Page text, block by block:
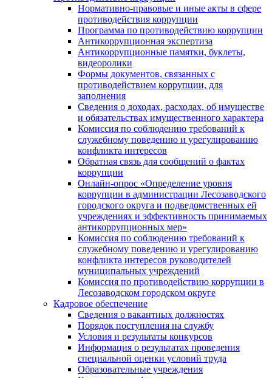
Нормативно-правовые и иные акты в сфере
противодействия коррупции
Программа по противодействию коррупции
Антикоррупционная экспертиза
Антикоррупционные памятки, буклеты,
видеоролики
Формы документов, связанных с
противодействием коррупции, для
заполнения
Сведения о доходах, расходах, об имуществе
и обязательствах имущественного характера
Комиссия по соблюдению требований к
служебному поведению и урегулированию
конфликта интересов
Обратная связь для сообщений о фактах
коррупции
Онлайн-опрос «Определение уровня
коррупции в администрации Лесозаводского
городского округа и подведомственных ей
учреждениях и эффективность принимаемых
антикоррупционных мер»
Комиссия по соблюдению требований к
служебному поведению и урегулированию
конфликта интересов руководителей
муниципальных учреждений
Комиссия по противодействию коррупции в
Лесозаводском городском округе
Кадровое обеспечение
Сведения о вакантных должностях
Порядок поступления на службу
Условия и результаты конкурсов
Информация о результатах проведения
специальной оценки условий труда
Образовательные учреждения